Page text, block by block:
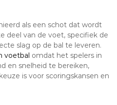
als een schot dat wordt
deel van de voet, specifiek de
slag op de bal te leveren.
voetbal omdat het spelers in
en snelheid te bereiken,
is voor scoringskansen en